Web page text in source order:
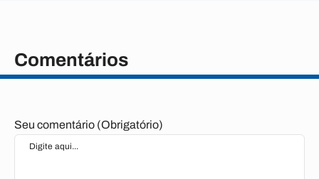
Comentários
Seu comentário (Obrigatório)